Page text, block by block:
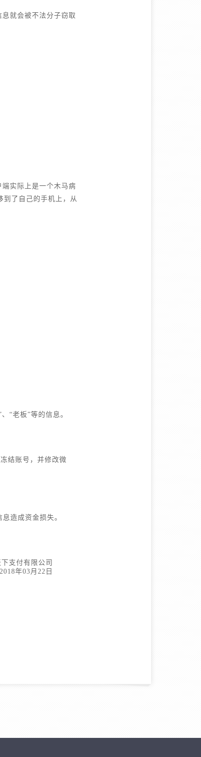
就会被不法分子窃取
实际上是一个木马病
到了自己的手机上，从
“老板”等的信息。
结账号，并修改微
造成资金损失。
支付有限公司
2018年03月22日